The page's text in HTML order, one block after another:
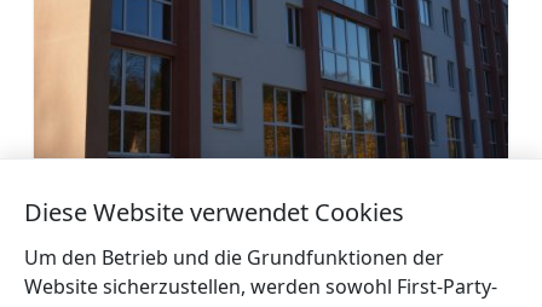
Diese Website verwendet Cookies
Um den Betrieb und die Grundfunktionen der
Website sicherzustellen, werden sowohl First-Party-